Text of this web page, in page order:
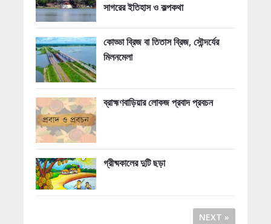
সাগরের ইতিহাস ও কল্পকথা
কোড্ডা ব্রিজ বা তিতাস ব্রিজ, সৌন্দর্যের
মিলনমেলা
ব্রাহ্মণবাড়িয়ার লোকজ প্রবাদ প্রবচন
গ্রীষ্মকালের দুটি ছড়া
NEXT »